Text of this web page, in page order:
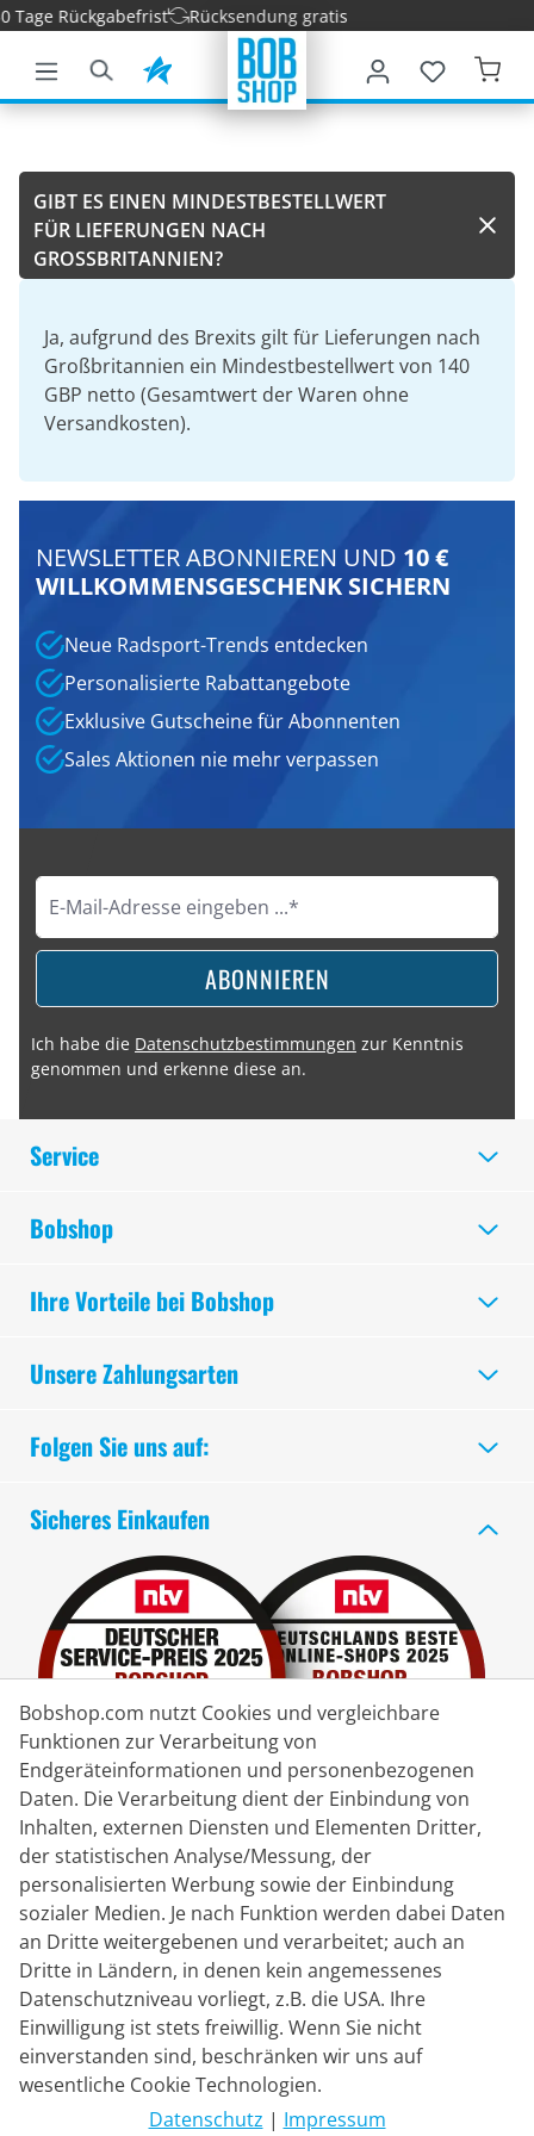
springen
Tage Rückgabefrist Rücksendung gratis
GIBT ES EINEN MINDESTBESTELLWERT
FÜR LIEFERUNGEN NACH
GROSSBRITANNIEN?
Ja, aufgrund des Brexits gilt für Lieferungen nach
Großbritannien ein Mindestbestellwert von 140
GBP netto (Gesamtwert der Waren ohne
Versandkosten).
NEWSLETTER ABONNIEREN UND 10 €
WILLKOMMENSGESCHENK SICHERN
Neue Radsport-Trends entdecken
Personalisierte Rabattangebote
Exklusive Gutscheine für Abonnenten
Sales Aktionen nie mehr verpassen
ABONNIEREN
Ich habe die Datenschutzbestimmungen zur Kenntnis
genommen und erkenne diese an.
Service
Bobshop
Ihre Vorteile bei Bobshop
Unsere Zahlungsarten
Kontakt
Livechat
Mo - Fr: 8:30 bis 16:00 (MEZ)
Whatsapp
Rückruf
Folgen Sie uns auf:
Sicheres Einkaufen
Lieferpartner
Bobshop.com nutzt Cookies und vergleichbare
Funktionen zur Verarbeitung von
Endgeräteinformationen und personenbezogenen
Daten. Die Verarbeitung dient der Einbindung von
Inhalten, externen Diensten und Elementen Dritter,
der statistischen Analyse/Messung, der
personalisierten Werbung sowie der Einbindung
sozialer Medien. Je nach Funktion werden dabei Daten
an Dritte weitergebenen und verarbeitet; auch an
Dritte in Ländern, in denen kein angemessenes
Datenschutzniveau vorliegt, z.B. die USA. Ihre
Einwilligung ist stets freiwillig. Wenn Sie nicht
einverstanden sind, beschränken wir uns auf
wesentliche Cookie Technologien.
Datenschutz | Impressum